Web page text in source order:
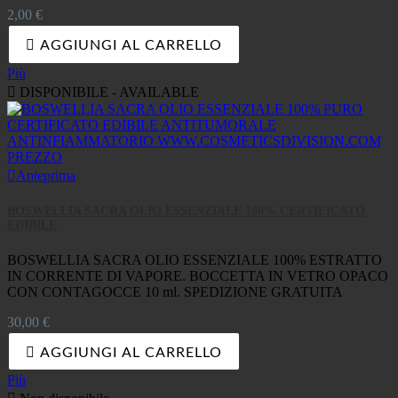
Prezzo
2,00 €
AGGIUNGI AL CARRELLO
Più
 DISPONIBILE - AVAILABLE
Anteprima
BOSWELLIA SACRA OLIO ESSENZIALE 100% ESTRATTO
IN CORRENTE DI VAPORE. BOCCETTA IN VETRO OPACO
CON CONTAGOCCE 10 ml. SPEDIZIONE GRATUITA
Prezzo
30,00 €
 AGGIUNGI AL CARRELLO
Più